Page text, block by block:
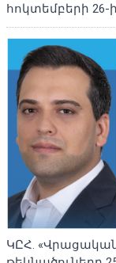
հոկտեմբերի 26-
ԿԸՀ.